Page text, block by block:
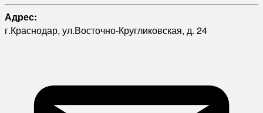
Адрес:
г.Краснодар, ул.Восточно-Кругликовская, д. 24